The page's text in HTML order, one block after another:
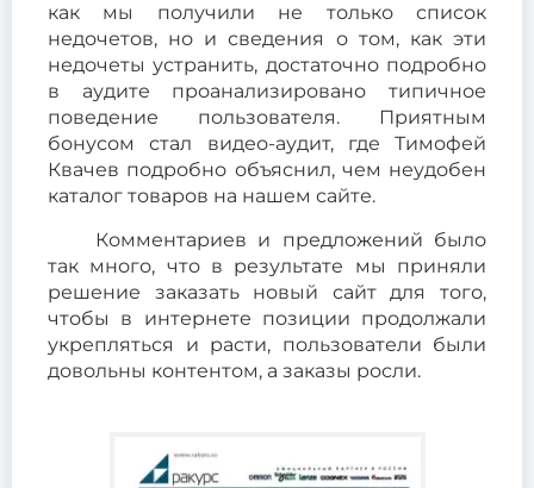
как мы получили не только список
недочетов, но и сведения о том, как эти
недочеты устранить, достаточно подробно
в аудите проанализировано типичное
поведение пользователя. Приятным
бонусом стал видео-аудит, где Тимофей
Квачев подробно объяснил, чем неудобен
каталог товаров на нашем сайте.
Комментариев и предложений было
так много, что в результате мы приняли
решение заказать новый сайт для того,
чтобы в интернете позиции продолжали
укрепляться и расти, пользователи были
довольны контентом, а заказы росли.